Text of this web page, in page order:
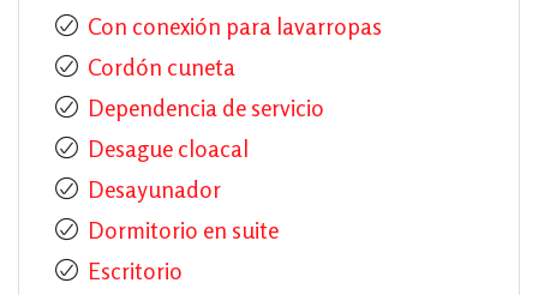
Con conexión para lavarropas
Cordón cuneta
Dependencia de servicio
Desague cloacal
Desayunador
Dormitorio en suite
Escritorio